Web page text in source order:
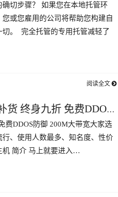
切步骤？ 如果您在本地托管环
或您雇用的公司将帮助您构建自
。 完全托管的专用托管减轻了
阅读全文
货 终身九折 免费DDOS
费DDOS防御 200M大带宽大家选
、使用人数最多、知名度、性价
机 简介 马上就要进入…